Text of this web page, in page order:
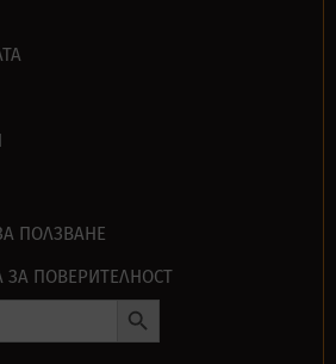
ПОЛЗВАНЕ
ЗА ПОВЕРИТЕЛНОСТ
Search Button